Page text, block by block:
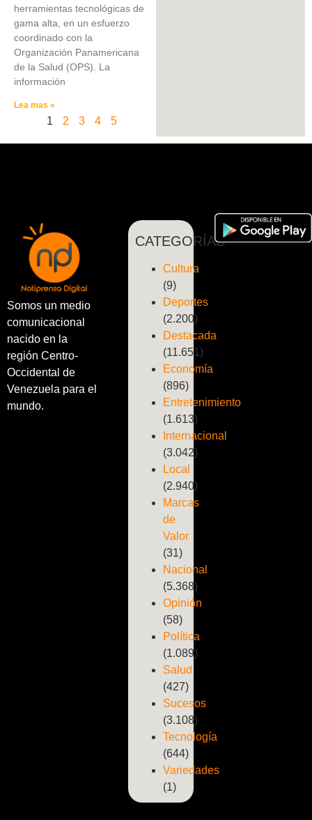
herramientas tecnológicas de
gama alta, en un esfuerzo
coordinado con la
Organización Panamericana
de la Salud (OPS). La
información
Lea mas »
1 2 3 4 5
Somos un medio
comunicacional
nacido en la
región Centro-
Occidental de
Venezuela para el
mundo.
CATEGORÍAS
Cultura
(9)
Deportes
(2.200)
Destacada
(11.651)
Economía
(896)
Entretenimiento
(1.613)
Internacional
(3.042)
Local
(2.940)
Marcas
de
Valor
(31)
Nacional
(5.368)
Opinión
(58)
Política
(1.089)
Salud
(427)
Sucesos
(3.108)
Tecnología
(644)
Variedades
(1)